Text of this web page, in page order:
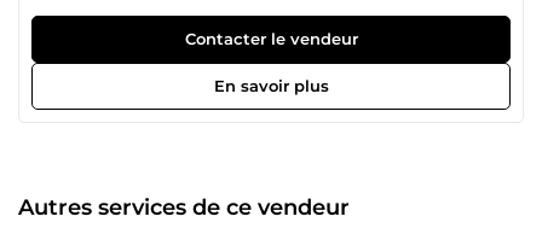
j'ai développé mes compétences dans divers domaines,
mettant particulièrement l'accent sur le design graphique
pour créer des interfaces visuellement captivantes. Mon
savoir-faire s'étend également aux applications mobiles,
aux applications web et aux applications desktop. Prêt à
Contacter le vendeur
En savoir plus
Autres services de ce vendeur